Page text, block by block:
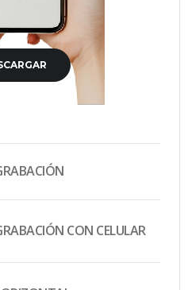
CON CELULAR